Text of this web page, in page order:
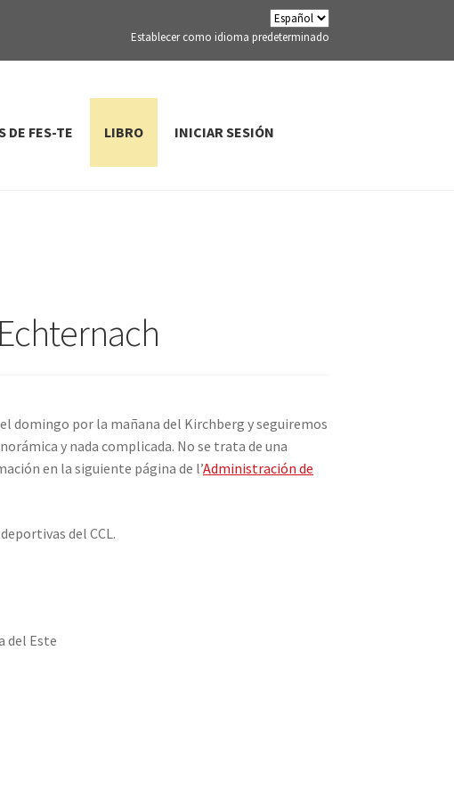
Establecer como idioma predeterminado
DE FES-TE LIBRO INICIAR SESIÓN
domingo por la mañana del Kirchberg y seguiremos
y nada complicada. No se trata de una
en la siguiente página de l’Administración de
del CCL.
del Este